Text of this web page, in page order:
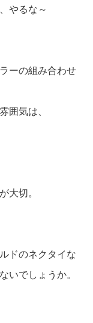
やるな～
ーの組み合わせ
囲気は、
大切。
ドのネクタイな
いでしょうか。